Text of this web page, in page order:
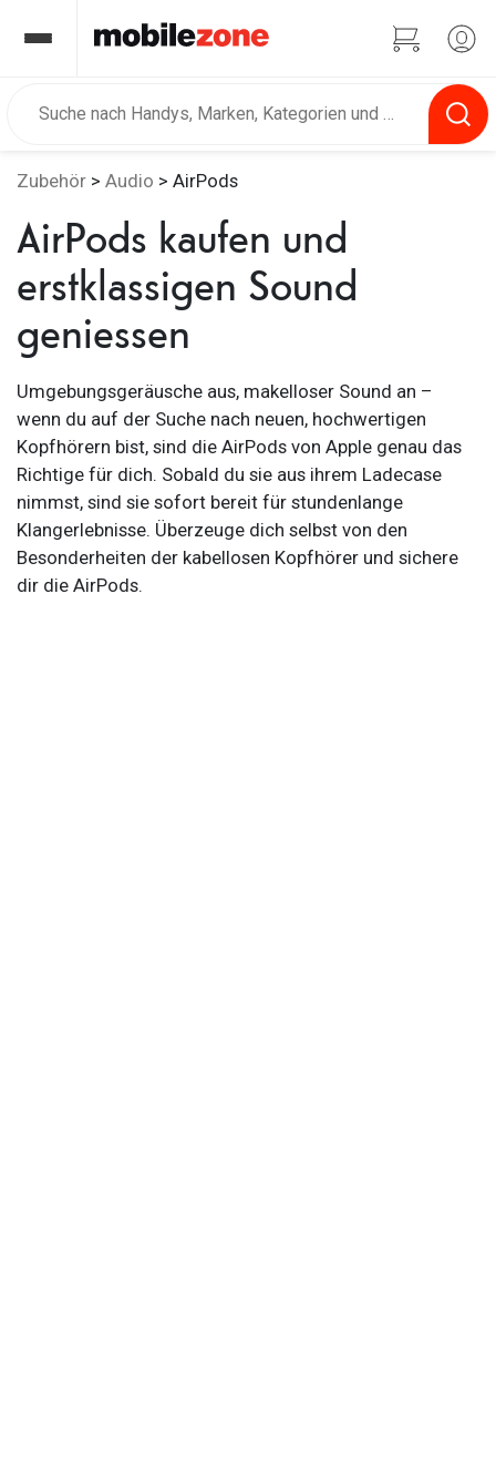
Zubehör > Audio > AirPods
AirPods kaufen und
erstklassigen Sound
geniessen
Umgebungsgeräusche aus, makelloser Sound an –
wenn du auf der Suche nach neuen, hochwertigen
Kopfhörern bist, sind die AirPods von Apple genau das
Richtige für dich. Sobald du sie aus ihrem Ladecase
nimmst, sind sie sofort bereit für stundenlange
Klangerlebnisse. Überzeuge dich selbst von den
Besonderheiten der kabellosen Kopfhörer und sichere
dir die AirPods.